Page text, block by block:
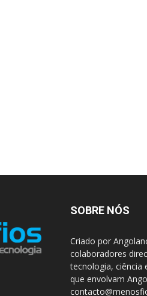
SOBRE NÓS
Criado por
colaboradores
tecnologia, ciência
que envolvam